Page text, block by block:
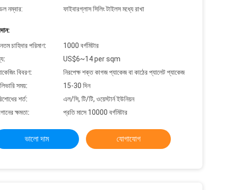
নম্বার:
ফাইবারগ্লাস সিলিং টাইলস মধ্যে রাখা
চাহিদার পরিমাণ:
1000 বর্গমিটার
US$6~14 per sqm
বিবরণ:
নিরপেক্ষ শক্ত কাগজ প্যাকেজ বা কাঠের প্যালেট প্যাকেজ
সময়:
15-30 দিন
শর্ত:
এল/সি, টি/টি, ওয়েস্টার্ন ইউনিয়ন
ক্ষমতা:
প্রতি মাসে 10000 বর্গমিটার
ভালো দাম যোগাযোগ